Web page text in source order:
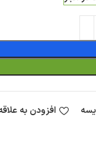
افزودن به